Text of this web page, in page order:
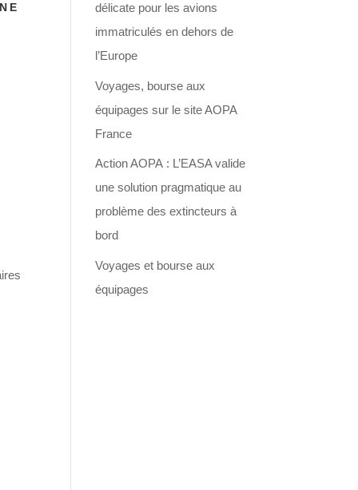
délicate pour les avions
immatriculés en dehors de
l’Europe
Voyages, bourse aux
équipages sur le site AOPA
France
Action AOPA : L’EASA valide
une solution pragmatique au
problème des extincteurs à
bord
Voyages et bourse aux
équipages